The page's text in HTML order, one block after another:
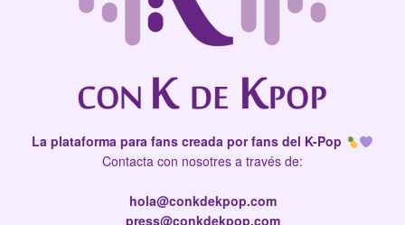
La plataforma para fans creada por fans del K-Pop
Contacta con nosotres a través de:
hola@conkdekpop.com
press@conkdekpop.com